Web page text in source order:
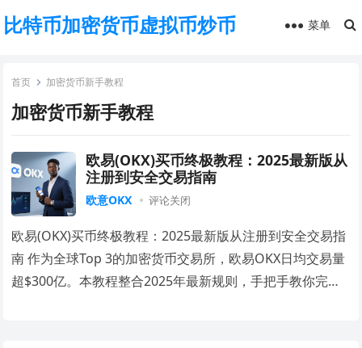
比特币加密货币虚拟币炒币 菜单
首页 加密货币新手教程
加密货币新手教程
欧易(OKX)买币终极教程：2025最新版从
注册到安全交易指南
欧意OKX 评论关闭
欧易(OKX)买币终极教程：2025最新版从注册到安全交易指
南 作为全球Top 3的加密货币交易所，欧易OKX日均交易量
超$300亿。本教程整合2025年最新规则，手把手教你完成